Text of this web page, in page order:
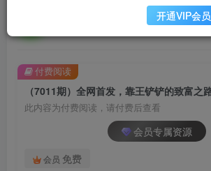
此内容为付费阅读，请付费后查看
会员专属资源
会员 免费
付费阅读
开通VIP会员